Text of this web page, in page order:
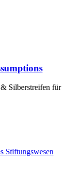
Silberstreifen für
Stiftungswesen